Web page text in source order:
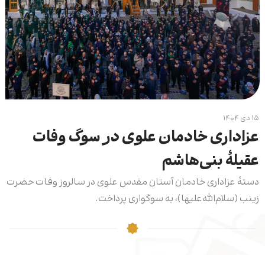
۱۵ دی ۱۴۰۴
عزاداری خادمان علوی در سوگ وفات
عقیلۀ بنی‌هاشم
دستۀ عزاداری خادمان آستان مقدس علوی در سالروز وفات حضرت
زینب (سلام‌الله‌علیها)، به سوگواری پرداخت.